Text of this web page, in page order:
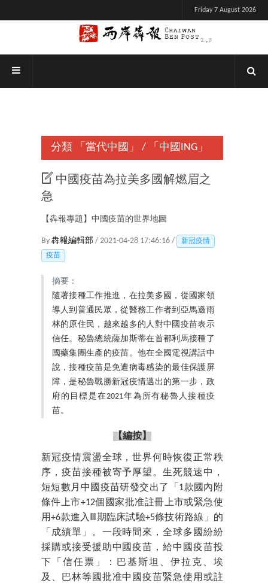
Friday 7 August 2026
分類 「當代中國」 / 「中國ING」
中國疫苗為拉美多國解燃眉之
急
【犇報專題】中國疫苗的世界地圖
By 犇報編輯部 / 2021-04-28 17:46:16 /
新冠疫情
疫苗
摘要：
隨著接種工作推進，在拉美多國，從國家領
導人到普通民眾，從醫務工作者到亞馬遜雨
林的原住民，越來越多的人對中國疫苗表示
信任。秘魯總統薩加斯蒂在首都利馬接種了
國藥集團生產的疫苗。他在全國電視講話中
說，接種疫苗是免遭病毒感染的最佳保護屏
障，是秘魯戰勝新冠疫情邁出的第一步，政
府的目標是在2021年為所有秘魯人接種疫
苗。
【編按】
新冠疫情震盪全球，世界何時恢復正常秩
序，疫苗接種被寄予厚望。生死競速中，
短短數月中國疫苗研發交出了「1款國內附
條件上市+12個國家批准註冊上市或緊急使
用+6款進入Ⅲ期臨床試驗+5條技術路線」的
「成績單」。一段時間來，全球多國紛紛
採購或接受援助中國疫苗，給中國疫苗投
下「信任票」：巴基斯坦、伊拉克、埃
及、巴林等國批准中國疫苗緊急使用或註